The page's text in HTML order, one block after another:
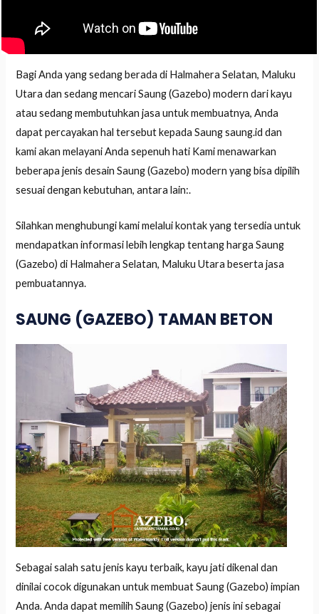
Bagi Anda yang sedang berada di Halmahera Selatan, Maluku
Utara dan sedang mencari Saung (Gazebo) modern dari kayu
atau sedang membutuhkan jasa untuk membuatnya, Anda
dapat percayakan hal tersebut kepada Saung saung.id dan
kami akan melayani Anda sepenuh hati Kami menawarkan
beberapa jenis desain Saung (Gazebo) modern yang bisa dipilih
sesuai dengan kebutuhan, antara lain:.
Silahkan menghubungi kami melalui kontak yang tersedia untuk
mendapatkan informasi lebih lengkap tentang harga Saung
(Gazebo) di Halmahera Selatan, Maluku Utara beserta jasa
pembuatannya.
SAUNG (GAZEBO) TAMAN BETON
Sebagai salah satu jenis kayu terbaik, kayu jati dikenal dan
dinilai cocok digunakan untuk membuat Saung (Gazebo) impian
Anda. Anda dapat memilih Saung (Gazebo) jenis ini sebagai